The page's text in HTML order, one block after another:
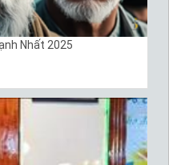
Nhất 2025